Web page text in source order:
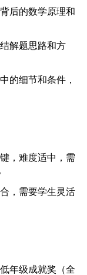
后的数学原理和
解题思路和方
的细节和条件，
，难度适中，需
，需要学生灵活
年级成就奖（全